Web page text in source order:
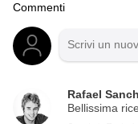
Commenti
Rafael
Bellissima